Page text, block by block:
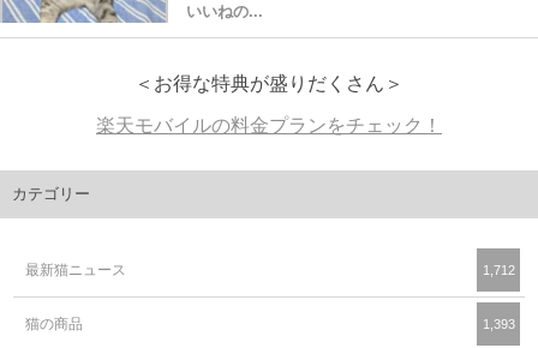
いいねの...
＜お得な特典が盛りだくさん＞
楽天モバイルの料金プランをチェック！
カテゴリー
最新猫ニュース 1,712
猫の商品 1,393